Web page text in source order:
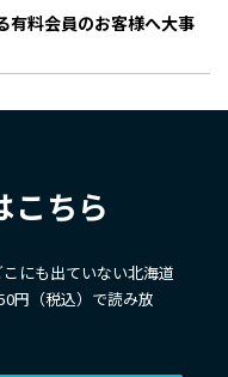
有料会員のお客様へ大事
こちら
にも出ていない北海道
円（税込）で読み放